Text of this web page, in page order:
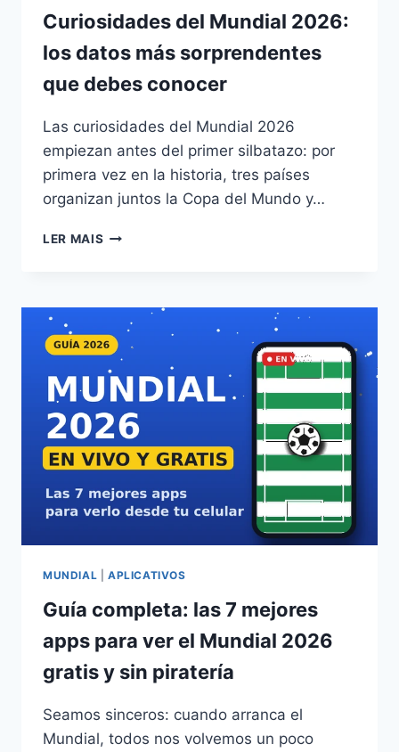
Curiosidades del Mundial 2026:
los datos más sorprendentes
que debes conocer
Las curiosidades del Mundial 2026
empiezan antes del primer silbatazo: por
primera vez en la historia, tres países
organizan juntos la Copa del Mundo y…
LER MAIS CURIOSIDADES
LOS
DATOS
MÁS
SORPRENDENTES
QUE
DEBES
CONOCER
MUNDIAL APLICATIVOS
Guía completa: las 7 mejores
apps para ver el Mundial 2026
gratis y sin piratería
Seamos sinceros: cuando arranca el
Mundial, todos nos volvemos un poco